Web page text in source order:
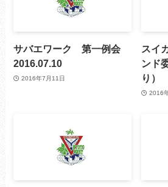
サバエワーク 第一例会
2016.07.10
2016年7月11日
スイ
ンド
り）
2016